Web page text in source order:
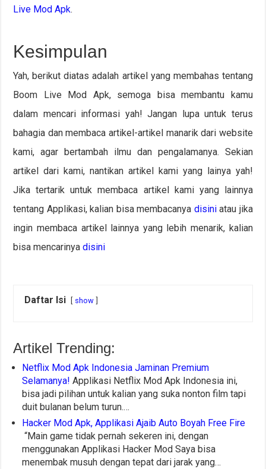
Live Mod Apk.
Kesimpulan
Yah, berikut diatas adalah artikel yang membahas tentang
Boom Live Mod Apk, semoga bisa membantu kamu
dalam mencari informasi yah! Jangan lupa untuk terus
bahagia dan membaca artikel-artikel manarik dari website
kami, agar bertambah ilmu dan pengalamanya. Sekian
artikel dari kami, nantikan artikel kami yang lainya yah!
Jika tertarik untuk membaca artikel kami yang lainnya
tentang Applikasi, kalian bisa membacanya disiniatau jika
ingin membaca artikel lainnya yang lebih menarik, kalian
bisa mencarinyadisini
Daftar Isi show
Artikel Trending:
Netflix Mod Apk Indonesia Jaminan Premium
Selamanya! Applikasi Netflix Mod Apk Indonesia ini,
bisa jadi pilihan untuk kalian yang suka nonton film tapi
duit bulanan belum turun.…
Hacker Mod Apk, Applikasi Ajaib Auto Boyah Free Fire
“Main game tidak pernah sekeren ini, dengan
menggunakan Applikasi Hacker Mod Saya bisa
menembak musuh dengan tepat dari jarak yang…